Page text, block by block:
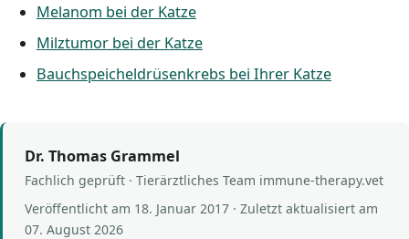
Melanom bei der Katze
Milztumor bei der Katze
Bauchspeicheldrüsenkrebs bei Ihrer Katze
Dr. Thomas Grammel
Fachlich geprüft · Tierärztliches Team immune-therapy.vet
Veröffentlicht am 18. Januar 2017 · Zuletzt aktualisiert am
07. August 2026